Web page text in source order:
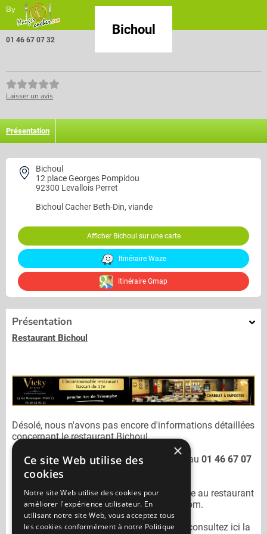
By
Bichoul
01 46 67 07 32
Laisser un avis
Présentation
Bichoul
12 place Georges Pompidou
92300 Levallois Perret
Bichoul Cacher Beth-Din, viande
Afficher Bichoul sur une carte
Itinéraire Waze
Itinéraire Gmap
Présentation
Restaurant Bichoul
Désolé, nous n'avons pas encore d'informations détaillées
concernant le restaurant Bichoul.
Vous pouvez joindre le restaurant
au 01 46 67 07
N'oubliez pas de préciser lors de votre sortie au restaurant
Bichoulqu'il n'est pas sur Mangercacher.com.
Pour consulter un autre restaurant cacher
consultez ici la
×
Ce site Web utilise des
cookies
Notre site Web utilise des cookies pour
améliorer l'expérience utilisateur. En
utilisant notre site Web, vous acceptez tous
les cookies conformément à notre Politique